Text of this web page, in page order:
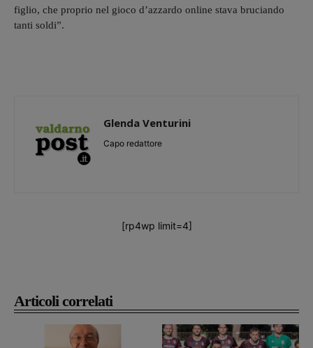
Articoli correlati
figlio, che proprio nel gioco d’azzardo online stava bruciando
tanti soldi”.
Glenda Venturini
Capo redattore
[rp4wp limit=4]